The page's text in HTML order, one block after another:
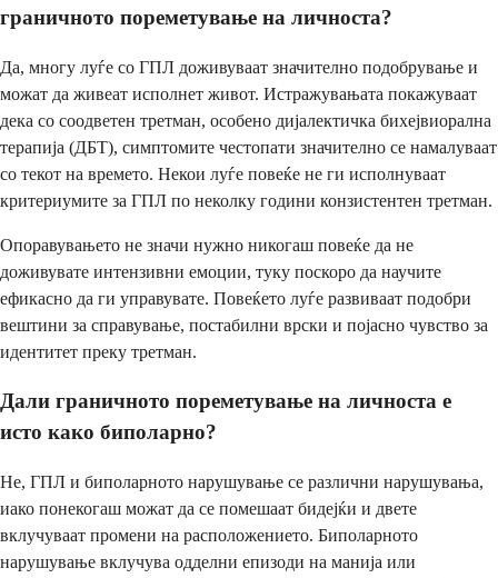
граничното пореметување на личноста?
Да, многу луѓе со ГПЛ доживуваат значително подобрување и
можат да живеат исполнет живот. Истражувањата покажуваат
дека со соодветен третман, особено дијалектичка бихејвиорална
терапија (ДБТ), симптомите честопати значително се намалуваат
со текот на времето. Некои луѓе повеќе не ги исполнуваат
критериумите за ГПЛ по неколку години конзистентен третман.
Опоравувањето не значи нужно никогаш повеќе да не
доживувате интензивни емоции, туку поскоро да научите
ефикасно да ги управувате. Повеќето луѓе развиваат подобри
вештини за справување, постабилни врски и појасно чувство за
идентитет преку третман.
Дали граничното пореметување на личноста е
исто како биполарно?
Не, ГПЛ и биполарното нарушување се различни нарушувања,
иако понекогаш можат да се помешаат бидејќи и двете
вклучуваат промени на расположението. Биполарното
нарушување вклучува одделни епизоди на манија или